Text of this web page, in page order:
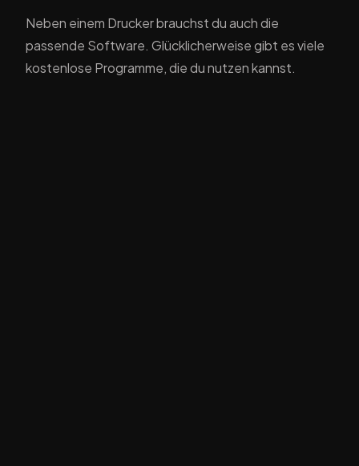
Neben einem Drucker brauchst du auch die
passende Software. Glücklicherweise gibt es viele
kostenlose Programme, die du nutzen kannst.